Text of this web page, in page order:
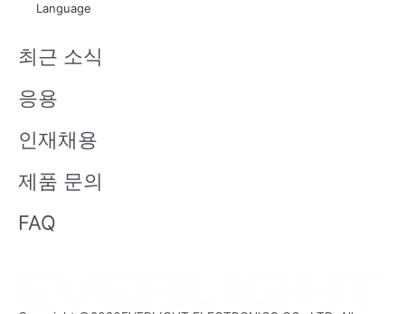
u
e
i
n
Language
최근 소식
응용
인재채용
제품 문의
FAQ